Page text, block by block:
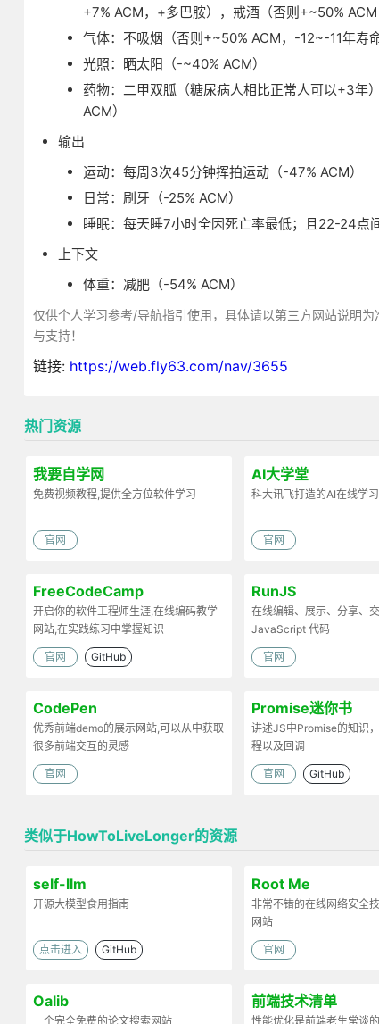
+7% ACM，+多巴胺），戒酒（否则+~50% ACM
气体：不吸烟（否则+~50% ACM，-12~-11年寿命
光照：晒太阳（-~40% ACM）
药物：二甲双胍（糖尿病人相比正常人可以+3
ACM）
输出
运动：每周3次45分钟挥拍运动（-47% ACM）
日常：刷牙（-25% ACM）
睡眠：每天睡7小时全因死亡率最低；且22-24点间
上下文
体重：减肥（-54% ACM）
仅供个人学习参考/导航指引使用，具体请以第三方网站说明
与支持！
链接: https://web.fly63.com/nav/3655
热门资源
我要自学网
免费视频教程,提供全方位软件学习
官网
AI大学堂
科大讯飞打造的AI在线学
官网
FreeCodeCamp
开启你的软件工程师生涯,在线编码教学
网站,在实践练习中掌握知识
官网 GitHub
RunJS
在线编辑、展示、分享、
JavaScript 代码
官网
CodePen
优秀前端demo的展示网站,可以从中获取
很多前端交互的灵感
官网
Promise迷你书
讲述JS中Promise的知识
程以及回调
官网 GitHub
类似于HowToLiveLonger的资源
self-llm
开源大模型食用指南
点击进入 GitHub
Root Me
非常不错的在线网络安全
网站
官网
Oalib
一个完全免费的论文搜索网站
前端技术清单
性能优化是前端老生常谈